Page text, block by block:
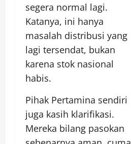
segera normal lagi.
Katanya, ini hanya
masalah distribusi yang
lagi tersendat, bukan
karena stok nasional
habis.
Pihak Pertamina sendiri
juga kasih klarifikasi.
Mereka bilang pasokan